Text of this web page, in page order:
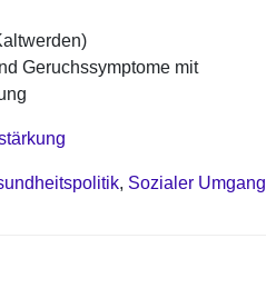
Geruchssymptome mit
, Sozialer Umgang